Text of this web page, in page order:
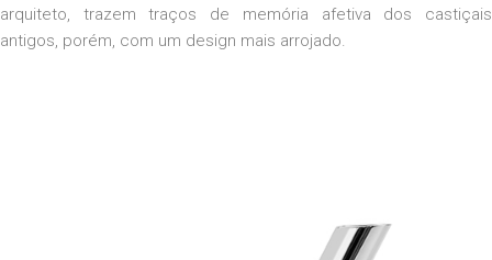
arquiteto, trazem traços de memória afetiva dos castiçais
antigos, porém, com um design mais arrojado.